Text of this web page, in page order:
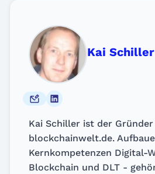
Kai Schiller
Kai Schiller ist der
blockchainwelt.de.
Kernkompetenzen Digital-
Blockchain und DLT -